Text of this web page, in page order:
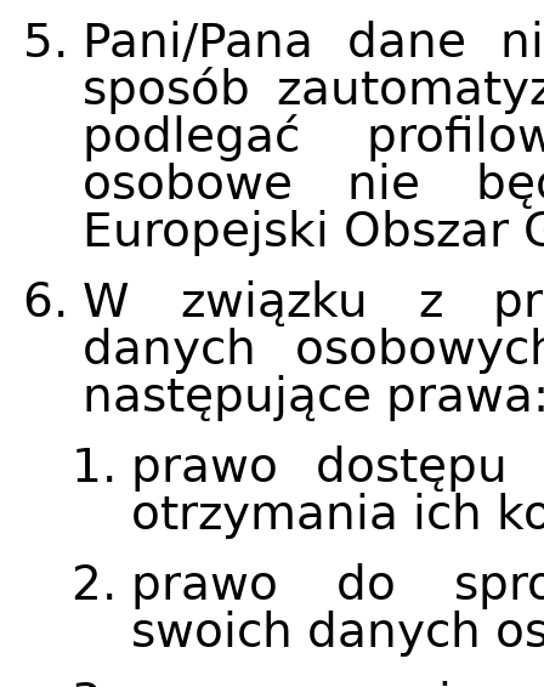
Pani/Pana dane
sposób
podlegać
osobowe nie
Europejski Obszar
W związku z
danych
następujące
prawo
otrzymania ich
prawo do
swoich danych